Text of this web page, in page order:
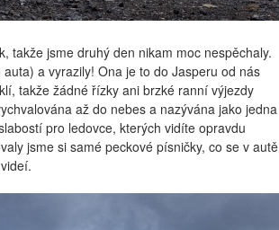
takže jsme druhý den nikam moc nespěchaly.
a vyrazily! Ona je to do Jasperu od nás
takže žádné řízky ani brzké ranní výjezdy
až do nebes a nazývána jako jedna
pro ledovce, kterých vidíte opravdu
jsme si samé peckové písničky, co se v autě